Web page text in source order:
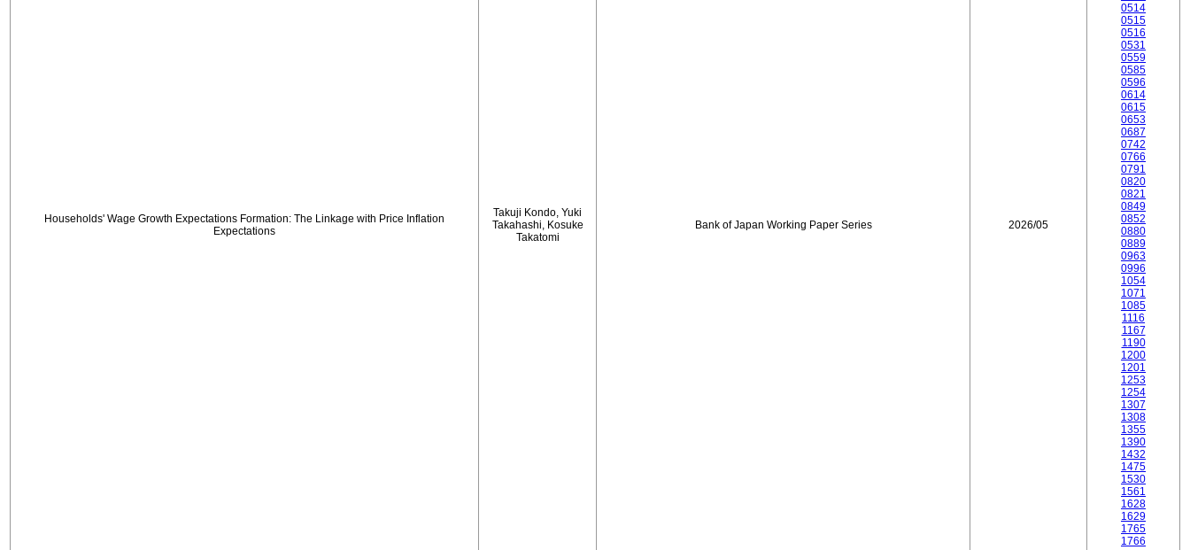
Households' Wage Growth Expectations Formation: The Linkage with Price Inflation
Expectations
Takuji Kondo, Yuki
Takahashi, Kosuke
Takatomi
Bank of Japan Working Paper Series 2026/05
0514
0515
0516
0531
0559
0585
0596
0614
0615
0653
0687
0742
0766
0791
0820
0821
0849
0852
0880
0889
0963
0996
1054
1071
1085
1116
1167
1190
1200
1201
1253
1254
1307
1308
1355
1390
1432
1475
1530
1561
1628
1629
1765
1766